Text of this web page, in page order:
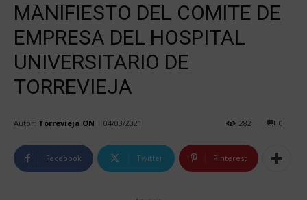
MANIFIESTO DEL COMITE DE
EMPRESA DEL HOSPITAL
UNIVERSITARIO DE
TORREVIEJA
Autor: Torrevieja ON 04/03/2021 0
282
Facebook Twitter Pinterest